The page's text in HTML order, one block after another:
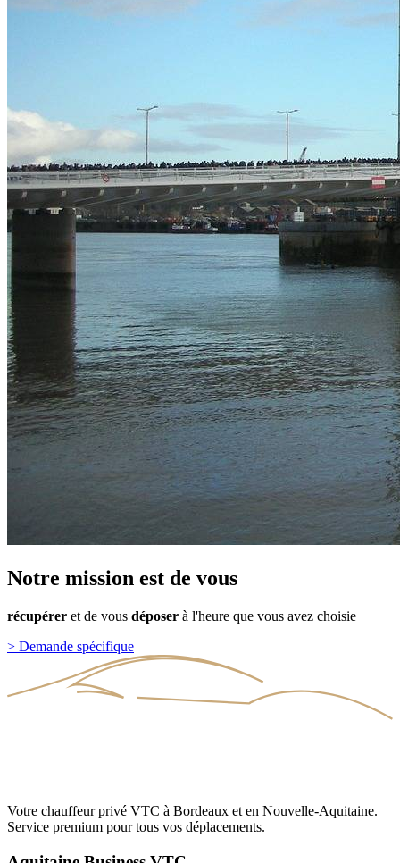
Notre mission est de vous
récupérer et de vous déposer à l'heure que vous avez choisie
> Demande spécifique
Votre chauffeur privé VTC à Bordeaux et en Nouvelle-Aquitaine.
Service premium pour tous vos déplacements.